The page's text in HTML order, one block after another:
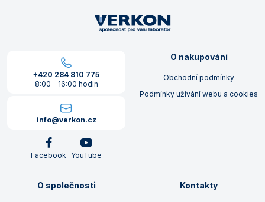
+420 284 810 775
8:00 - 16:00 hodin
info@verkon.cz
Facebook YouTube
O nakupování
Obchodní podmínky
Podmínky užívání webu a cookies
O společnosti Kontakty